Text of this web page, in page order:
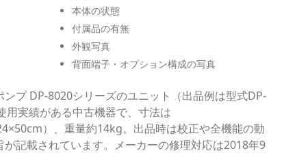
本体の状態
付属品の有無
外観写真
背面端子・オプション構成の写真
プ DP-8020シリーズのユニット（出品例は型式DP-
用実績がある中古機器で、寸法は
）、重量約14kg。出品時は校正や全機能の動
記載されています。メーカーの修理対応は2018年9